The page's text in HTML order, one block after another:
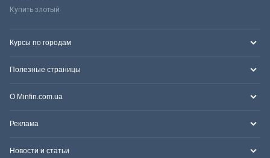
Купить злотый
Курсы по городам
Полезные страницы
О Minfin.com.ua
Реклама
Новости и статьи